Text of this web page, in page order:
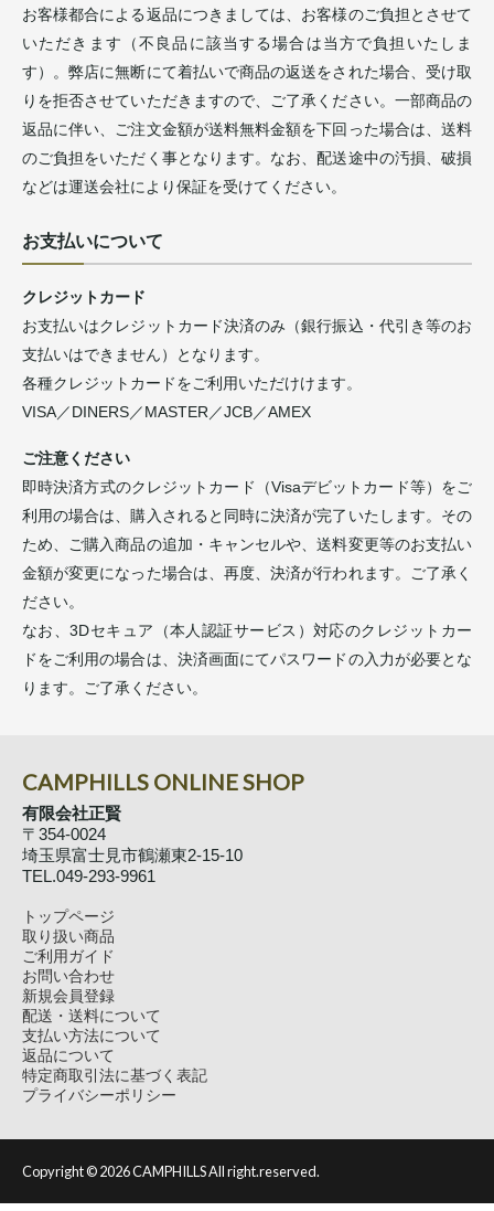
お客様都合による返品につきましては、お客様のご負担とさせて
いただきます（不良品に該当する場合は当方で負担いたしま
す）。弊店に無断にて着払いで商品の返送をされた場合、受け取
りを拒否させていただきますので、ご了承ください。一部商品の
返品に伴い、ご注文金額が送料無料金額を下回った場合は、送料
のご負担をいただく事となります。なお、配送途中の汚損、破損
などは運送会社により保証を受けてください。
お支払いについて
クレジットカード
お支払いはクレジットカード決済のみ（銀行振込・代引き等のお
支払いはできません）となります。
各種クレジットカードをご利用いただけけます。
VISA／DINERS／MASTER／JCB／AMEX
ご注意ください
即時決済方式のクレジットカード（Visaデビットカード等）をご
利用の場合は、購入されると同時に決済が完了いたします。その
ため、ご購入商品の追加・キャンセルや、送料変更等のお支払い
金額が変更になった場合は、再度、決済が行われます。ご了承く
ださい。
なお、3Dセキュア（本人認証サービス）対応のクレジットカー
ドをご利用の場合は、決済画面にてパスワードの入力が必要とな
ります。ご了承ください。
CAMPHILLS ONLINE SHOP
有限会社正賢
〒354-0024
埼玉県富士見市鶴瀬東2-15-10
TEL.049-293-9961
トップページ
取り扱い商品
ご利用ガイド
お問い合わせ
新規会員登録
配送・送料について
支払い方法について
返品について
特定商取引法に基づく表記
プライバシーポリシー
Copyright ©2026 CAMPHILLS All right.reserved.